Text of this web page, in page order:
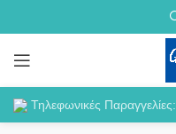
Τηλεφωνικές Παραγγελίες: